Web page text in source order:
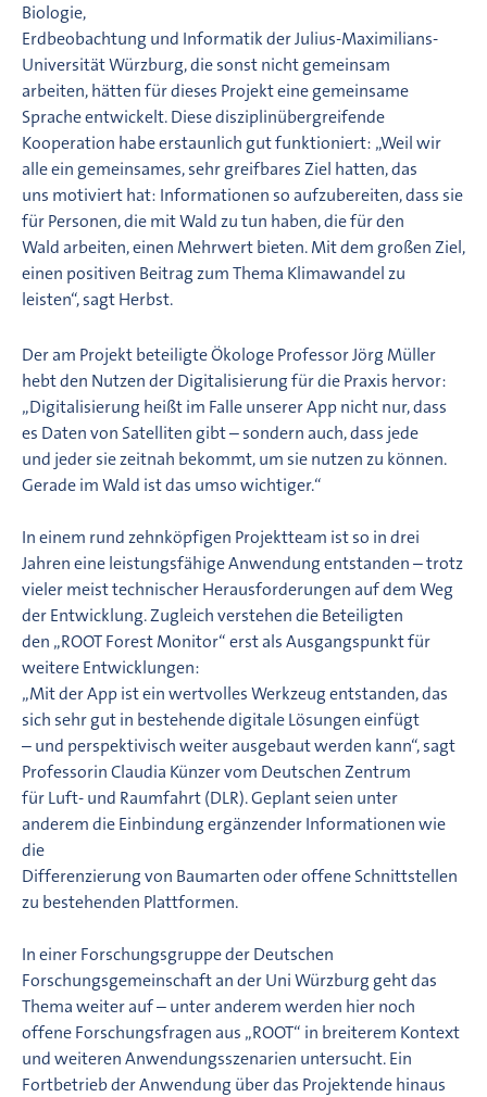
Biologie,
Erdbeobachtung und Informatik der Julius-Maximilians-
Universität Würzburg, die sonst nicht gemeinsam
arbeiten, hätten für dieses Projekt eine gemeinsame
Sprache entwickelt. Diese disziplinübergreifende
Kooperation habe erstaunlich gut funktioniert: „Weil wir
alle ein gemeinsames, sehr greifbares Ziel hatten, das
uns motiviert hat: Informationen so aufzubereiten, dass sie
für Personen, die mit Wald zu tun haben, die für den
Wald arbeiten, einen Mehrwert bieten. Mit dem großen Ziel,
einen positiven Beitrag zum Thema Klimawandel zu
leisten“, sagt Herbst.
Der am Projekt beteiligte Ökologe Professor Jörg Müller
hebt den Nutzen der Digitalisierung für die Praxis hervor:
„Digitalisierung heißt im Falle unserer App nicht nur, dass
es Daten von Satelliten gibt – sondern auch, dass jede
und jeder sie zeitnah bekommt, um sie nutzen zu können.
Gerade im Wald ist das umso wichtiger.“
In einem rund zehnköpfigen Projektteam ist so in drei
Jahren eine leistungsfähige Anwendung entstanden – trotz
vieler meist technischer Herausforderungen auf dem Weg
der Entwicklung. Zugleich verstehen die Beteiligten
den „ROOT Forest Monitor“ erst als Ausgangspunkt für
weitere Entwicklungen:
„Mit der App ist ein wertvolles Werkzeug entstanden, das
sich sehr gut in bestehende digitale Lösungen einfügt
– und perspektivisch weiter ausgebaut werden kann“, sagt
Professorin Claudia Künzer vom Deutschen Zentrum
für Luft- und Raumfahrt (DLR). Geplant seien unter
anderem die Einbindung ergänzender Informationen wie
die
Differenzierung von Baumarten oder offene Schnittstellen
zu bestehenden Plattformen.
In einer Forschungsgruppe der Deutschen
Forschungsgemeinschaft an der Uni Würzburg geht das
Thema weiter auf – unter anderem werden hier noch
offene Forschungsfragen aus „ROOT“ in breiterem Kontext
und weiteren Anwendungsszenarien untersucht. Ein
Fortbetrieb der Anwendung über das Projektende hinaus